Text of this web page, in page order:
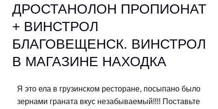
ДРОСТАНОЛОН ПРОПИОНАТ
+ ВИНСТРОЛ
БЛАГОВЕЩЕНСК. ВИНСТРОЛ
В МАГАЗИНЕ НАХОДКА
Я это ела в грузинском ресторане, посыпано было
зернами граната вкус незабываемый!!!! Поставьте